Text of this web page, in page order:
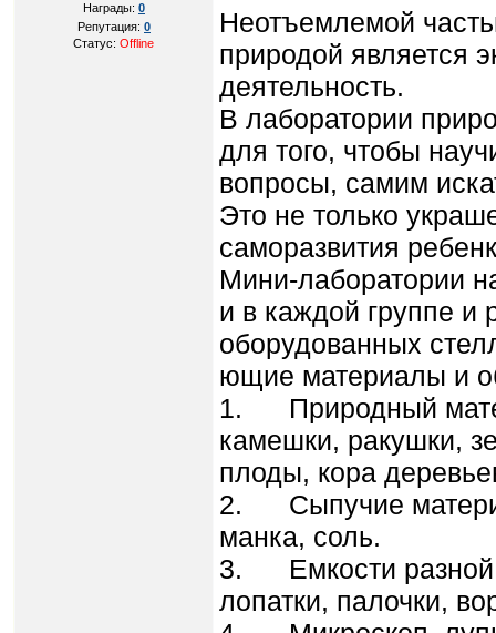
Награды: 0
Репутация: 0
Статус:Offline
Неотъемлемой
природой является
деятельность.
В лаборатории
для того, чтобы
вопросы, самим
Это не только
саморазвития
Мини-лаборатории
и в каждой группе и
оборудованных
ющие материалы и
1. Природный
камешки, ракушки,
плоды, кора
2. Сыпучие
манка, соль.
3. Емкости разной
лопатки, палочки,